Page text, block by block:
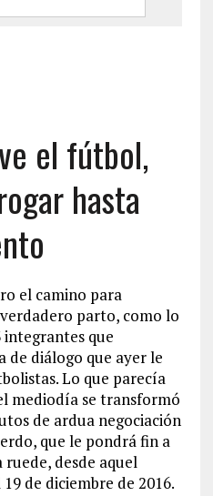
el fútbol,
hasta
el camino para
parto, como lo
integrantes que
de diálogo que ayer le
Lo que parecía
mediodía se transformó
de ardua negociación
que le pondrá fin a
desde aquel
de diciembre de 2016.